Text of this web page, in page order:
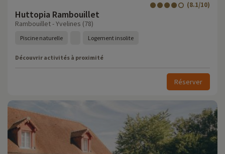
Huttopia Rambouillet
(8.1/10)
Rambouillet - Yvelines (78)
Piscine naturelle Logement insolite
Découvrir activités à proximité
Réserver